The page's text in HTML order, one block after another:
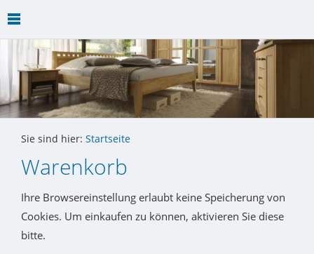
Sie sind hier: Startseite
Warenkorb
Ihre Browsereinstellung erlaubt keine Speicherung von
Cookies. Um einkaufen zu können, aktivieren Sie diese
bitte.